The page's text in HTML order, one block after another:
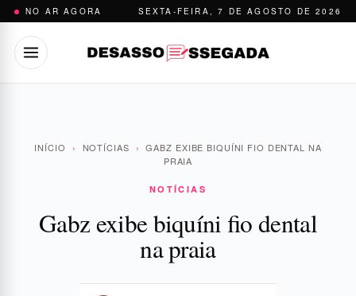
Pular
conteúdo
NO AR AGORA SEXTA-FEIRA, 7 DE AGOSTO DE 2026
INÍCIO › NOTÍCIAS › GABZ EXIBE BIQUÍNI FIO DENTAL NA
PRAIA
NOTÍCIAS
Gabz exibe biquíni fio dental
na praia